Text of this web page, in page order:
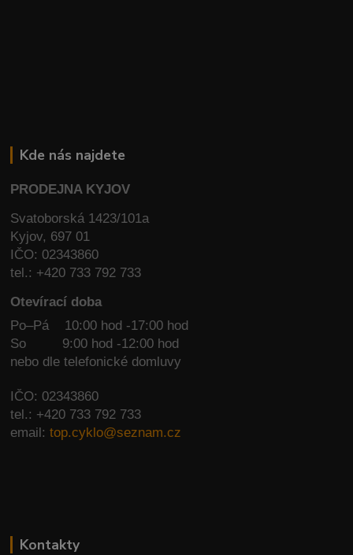
Kde nás najdete
PRODEJNA KYJOV
Svatoborská 1423/101a
Kyjov, 697 01
IČO: 02343860
tel.: +420 733 792 733
Otevírací doba
Po–Pá 10:00 hod -17:00 hod
So
9:00 hod -12:00 hod
nebo dle telefonické domluvy
IČO: 02343860
tel.: +420 733 792 733
email:top.cyklo@seznam.cz
Kontakty